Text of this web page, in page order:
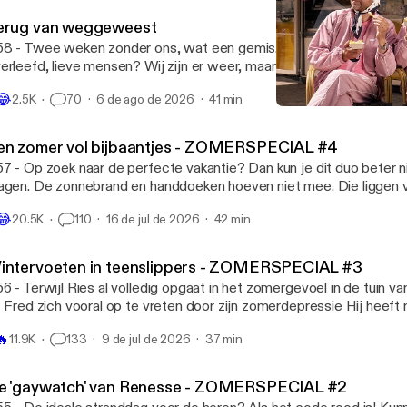
van weggeweest
- Twee weken zonder ons, wat een gemis. Hebben jullie het
lieve mensen? Wij zijn er weer, maar we hebben Jopie
in de zon laten liggen. Verder zijn we geen spat veranderd:
de stok met de moedermaffia én Fred doet waar hij goed in is:
🎧 Geproduceerd door Tonny Media 💖 Volg ons op Instagram en
@fredenries 🪩 Mail naar fredenries@tonnymedia.nl
2.5K 70 6 de ago de 2026 41 min
zomer vol bijbaantjes - ZOMERSPECIAL #4
- Op zoek naar de perfecte vakantie? Dan kun je dit duo beter
De zonnebrand en handdoeken hoeven niet mee. Die liggen
anders afleveren. Een pretpark bijvoorbeeld. Ries had er
door Tonny Media 💖 Volg ons op Instagram en
naar fredenries@tonnymedia.nl
20.5K 110 16 de jul de 2026 42 min
in teenslippers - ZOMERSPECIAL #3
- Terwijl Ries al volledig opgaat in het zomergevoel in de tuin
Fred zich vooral op te vreten door zijn zomerdepressie Hij heeft
Om het iets aangenamer te maken voor zichzelf heeft hij
voetjes op het terras zitten, let dan even op je
is Ries een en al oor voor je hele levensverhaal. 🎧 Geproduceerd door Tonny
11.9K 133 9 de jul de 2026 37 min
'gaywatch' van Renesse - ZOMERSPECIAL #2